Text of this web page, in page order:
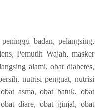
badan, pelangsing,
Pemutih Wajah, masker
alami, obat diabetes,
nutrisi penguat, nutrisi
asma, obat batuk, obat
diare, obat ginjal, obat